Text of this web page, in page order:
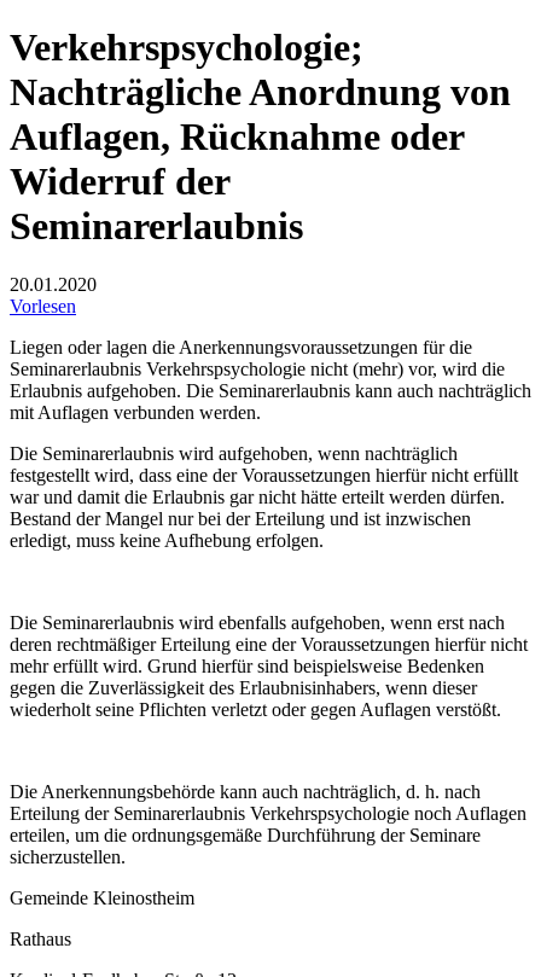
Verkehrspsychologie;
Nachträgliche Anordnung von
Auflagen, Rücknahme oder
Widerruf der
Seminarerlaubnis
20.01.2020
Vorlesen
Liegen oder lagen die Anerkennungsvoraussetzungen für die
Seminarerlaubnis Verkehrspsychologie nicht (mehr) vor, wird die
Erlaubnis aufgehoben. Die Seminarerlaubnis kann auch nachträglich
mit Auflagen verbunden werden.
Die Seminarerlaubnis wird aufgehoben, wenn nachträglich
festgestellt wird, dass eine der Voraussetzungen hierfür nicht erfüllt
war und damit die Erlaubnis gar nicht hätte erteilt werden dürfen.
Bestand der Mangel nur bei der Erteilung und ist inzwischen
erledigt, muss keine Aufhebung erfolgen.
Die Seminarerlaubnis wird ebenfalls aufgehoben, wenn erst nach
deren rechtmäßiger Erteilung eine der Voraussetzungen hierfür nicht
mehr erfüllt wird. Grund hierfür sind beispielsweise Bedenken
gegen die Zuverlässigkeit des Erlaubnisinhabers, wenn dieser
wiederholt seine Pflichten verletzt oder gegen Auflagen verstößt.
Die Anerkennungsbehörde kann auch nachträglich, d. h. nach
Erteilung der Seminarerlaubnis Verkehrspsychologie noch Auflagen
erteilen, um die ordnungsgemäße Durchführung der Seminare
sicherzustellen.
Gemeinde Kleinostheim
Rathaus